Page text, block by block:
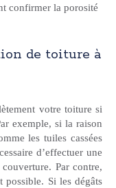
confirmer la porosité
de toiture à
votre toiture si
exemple, si la raison
les tuiles cassées
d’effectuer une
Par contre,
possible. Si les dégâts